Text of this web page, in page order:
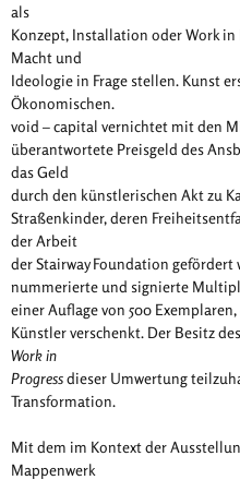
als
Konzept, Installation oder Work
Macht und
Ideologie in Frage stellen. Kunst
Ökonomischen.
void – capital vernichtet mit den
überantwortete Preisgeld des
das Geld
durch den künstlerischen Akt zu
Straßenkinder, deren
der Arbeit
der Stairway Foundation
nummerierte und signierte
einer Auflage von 500
Künstler verschenkt. Der Besitz
Work in
Progressdieser Umwertung
Transformation.
Mit dem im Kontext der
Mappenwerk